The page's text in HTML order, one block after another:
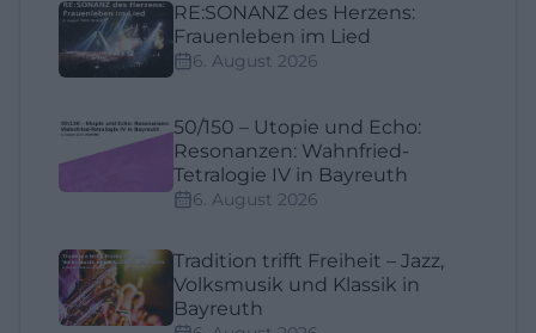
RE:SONANZ des Herzens:
Frauenleben im Lied
6. August 2026
50/150 – Utopie und Echo:
Resonanzen: Wahnfried-
Tetralogie IV in Bayreuth
6. August 2026
Tradition trifft Freiheit – Jazz,
Volksmusik und Klassik in
Bayreuth